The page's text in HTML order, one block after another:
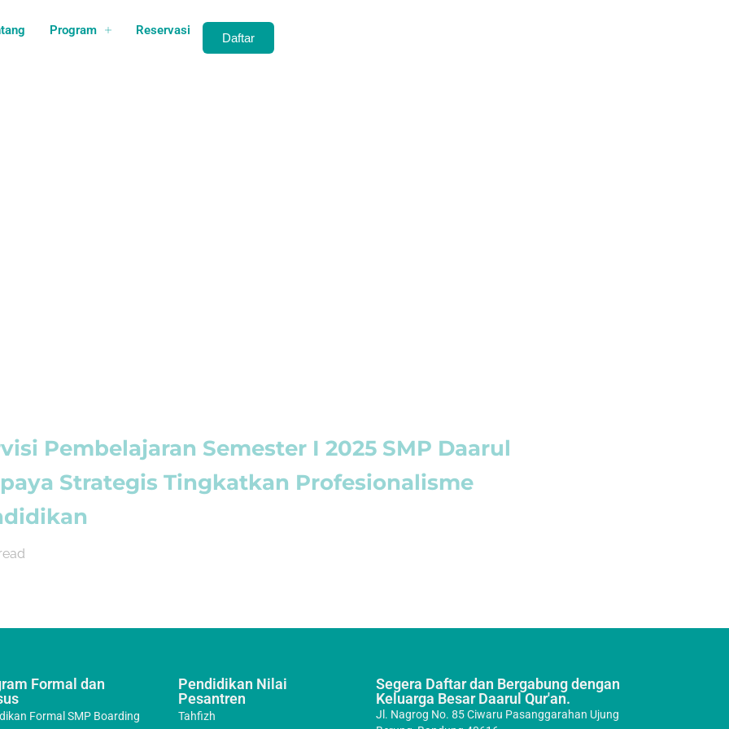
Program Reservasi
Daftar
Bandung
Pembelajaran Semester I 2025 SMP Daarul
Strategis Tingkatkan Profesionalisme
Formal dan
Formal SMP Boarding
Pendidikan Nilai
Pesantren
Tahfizh
Segera Daftar dan Bergabung dengan
Keluarga Besar Daarul Qur'an.
Jl. Nagrog No. 85 Ciwaru Pasanggarahan Ujung